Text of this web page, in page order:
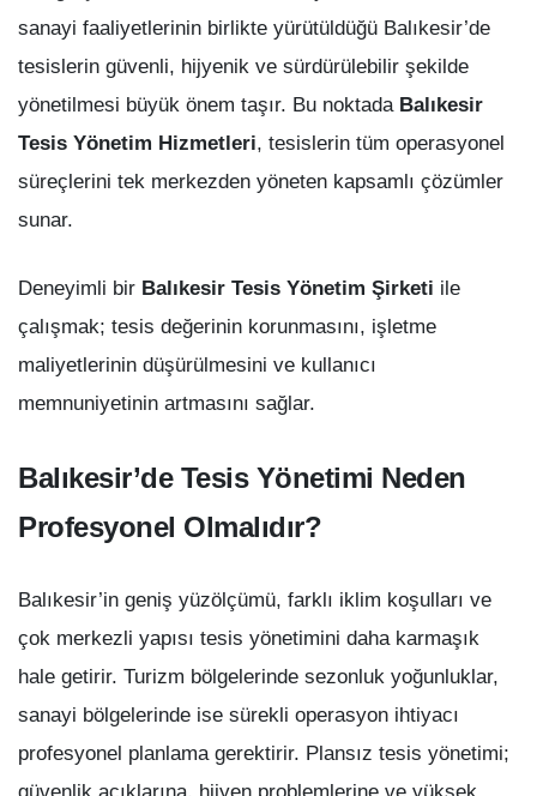
sanayi faaliyetlerinin birlikte yürütüldüğü Balıkesir’de
tesislerin güvenli, hijyenik ve sürdürülebilir şekilde
yönetilmesi büyük önem taşır. Bu noktada Balıkesir
Tesis Yönetim Hizmetleri, tesislerin tüm operasyonel
süreçlerini tek merkezden yöneten kapsamlı çözümler
sunar.
Deneyimli bir Balıkesir Tesis Yönetim Şirketi ile
çalışmak; tesis değerinin korunmasını, işletme
maliyetlerinin düşürülmesini ve kullanıcı
memnuniyetinin artmasını sağlar.
Balıkesir’de Tesis Yönetimi Neden
Profesyonel Olmalıdır?
Balıkesir’in geniş yüzölçümü, farklı iklim koşulları ve
çok merkezli yapısı tesis yönetimini daha karmaşık
hale getirir. Turizm bölgelerinde sezonluk yoğunluklar,
sanayi bölgelerinde ise sürekli operasyon ihtiyacı
profesyonel planlama gerektirir. Plansız tesis yönetimi;